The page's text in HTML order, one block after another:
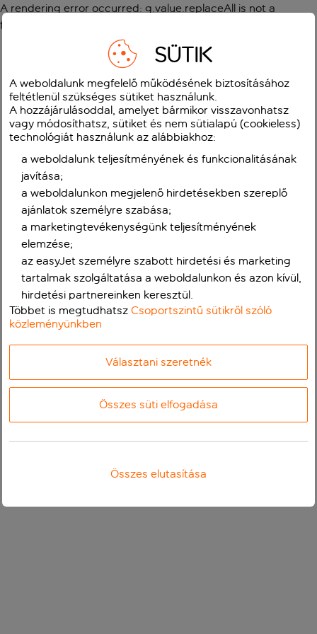
A rendering error occurred: g.value.replaceAll is not a
function
SÜTIK
A weboldalunk megfelelő működésének biztosításához
feltétlenül szükséges sütiket használunk.
A hozzájárulásoddal, amelyet bármikor visszavonhatsz
vagy módosíthatsz, sütiket és nem sütialapú (cookieless)
technológiát használunk az alábbiakhoz:
a weboldalunk teljesítményének és funkcionalitásának
javítása;
a weboldalunkon megjelenő hirdetésekben szereplő
ajánlatok személyre szabása;
a marketingtevékenységünk teljesítményének
elemzése;
az easyJet személyre szabott hirdetési és marketing
tartalmak szolgáltatása a weboldalunkon és azon kívül,
hirdetési partnereinken keresztül.
Többet is megtudhatszCsoportszintű sütikről szóló
közleményünkben
Választani szeretnék
Összes süti elfogadása
Összes elutasítása